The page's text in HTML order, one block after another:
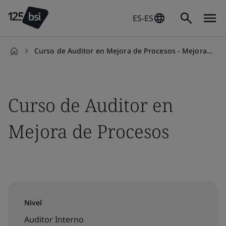
ES-ES
Curso de Auditor en Mejora de Procesos - Mejora Empresaria
Curso de Auditor en
Mejora de Procesos
Nivel
Auditor Interno